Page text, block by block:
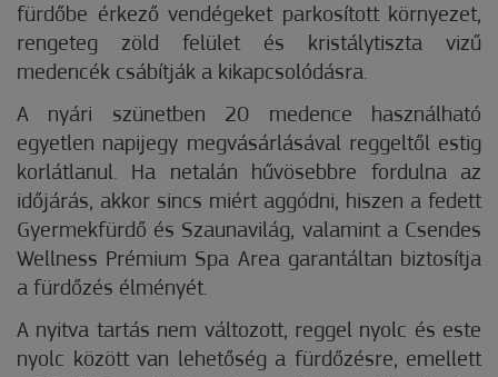
fürdőbe érkező vendégeket parkosított környezet,
rengeteg zöld felület és kristálytiszta vizű
medencék csábítják a kikapcsolódásra.
A nyári szünetben 20 medence használható
egyetlen napijegy megvásárlásával reggeltől estig
korlátlanul. Ha netalán hűvösebbre fordulna az
időjárás, akkor sincs miért aggódni, hiszen a fedett
Gyermekfürdő és Szaunavilág, valamint a Csendes
Wellness Prémium Spa Area garantáltan biztosítja
a fürdőzés élményét.
A nyitva tartás nem változott, reggel nyolc és este
nyolc között van lehetőség a fürdőzésre, emellett